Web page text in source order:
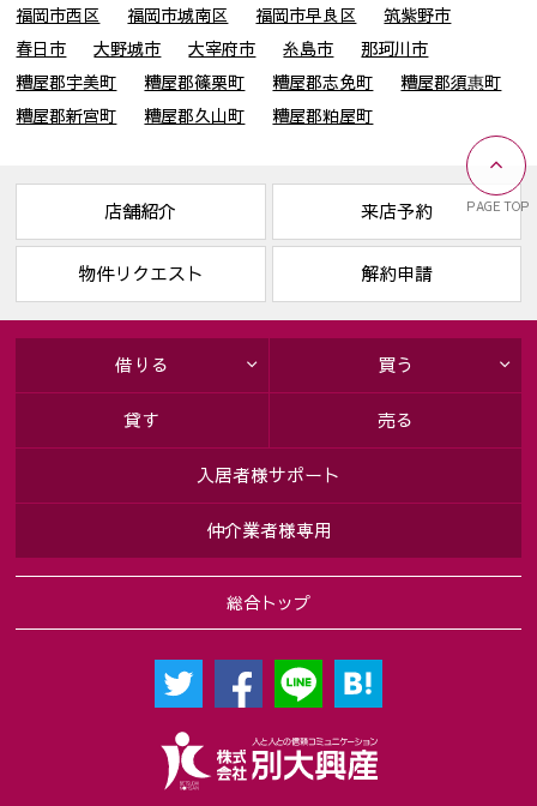
福岡市西区
福岡市城南区 福岡市早良区
筑紫野市
春日市
大野城市 大宰府市 糸島市
那珂川市
糟屋郡宇美町
糟屋郡篠栗町 糟屋郡志免町
糟屋郡須惠町
糟屋郡新宮町
糟屋郡久山町 糟屋郡粕屋町
PAGE TOP
店舗紹介 来店予約
物件リクエスト 解約申請
総合トップ
借りる 買う
貸す 売る
入居者様サポート
仲介業者様専用